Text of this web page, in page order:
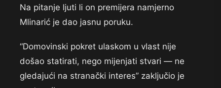
Na pitanje ljuti li on premijera namjerno
Mlinarić je dao jasnu poruku.
“Domovinski pokret ulaskom u vlast nije
došao statirati, nego mijenjati stvari — ne
gledajući na stranački interes” zaključio je